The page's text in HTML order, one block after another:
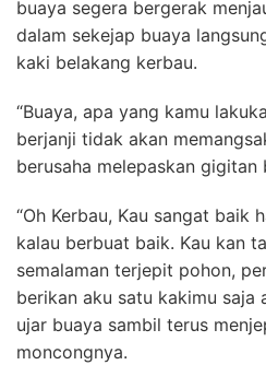
buaya segera bergerak
dalam sekejap buaya
kaki belakang kerbau.
“Buaya, apa yang kamu
berjanji tidak akan
berusaha melepaskan gigitan
“Oh Kerbau, Kau sangat baik
kalau berbuat baik. Kau kan
semalaman terjepit pohon,
berikan aku satu kakimu saja
ujar buaya sambil terus
moncongnya.